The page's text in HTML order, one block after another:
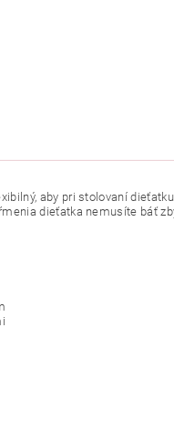
aby pri stolovaní
dieťatka nemusíte báť